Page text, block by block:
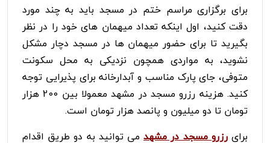
برای برگزاری مراسم ختم در مسجد باید به چند مورد
دقت کنید، اول اینکه تعداد میهمان های خود را در نظر
بگیرید تا برای حضور میهمان ها در مسجد دچار مشکل
نشوید، به مواردی همچون نزدیکی به محل سکونت
متوفی، جای پارک مناسب و آبدارخانه برای پذیرایی توجه
کنید. هزینه رزرو مسجد در مشهد معمولا بین 200 هزار
تومان تا دو میلیون و پانصد هزار تومان است.
برایرزرو مسجد در مشهدمی توانید به دو طریق اقدام